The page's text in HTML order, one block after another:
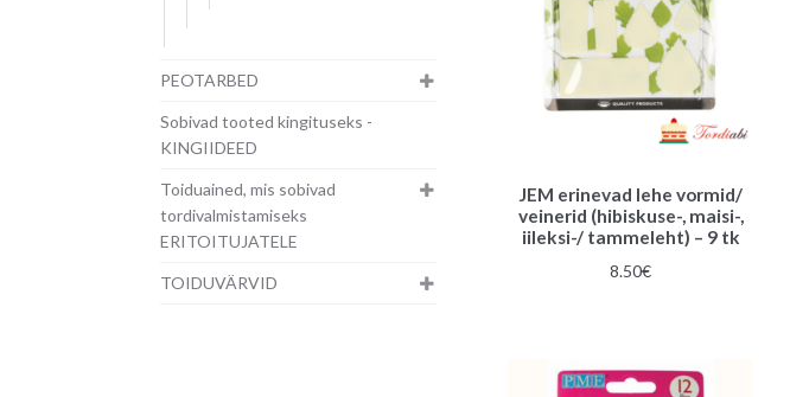
JEM erinevad lehe vormid/
veinerid (hibiskuse-, maisi-,
iileksi-/ tammeleht) – 9 tk
8.50€
PEOTARBED
Sobivad tooted kingituseks -
KINGIIDEED
Toiduained, mis sobivad
tordivalmistamiseks
ERITOITUJATELE
TOIDUVÄRVID